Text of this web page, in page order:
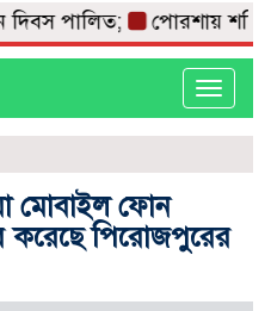
পালিত; পোরশায় শহিদ
Toggle
মোবাইল ফোন
করেছে পিরোজপুরের